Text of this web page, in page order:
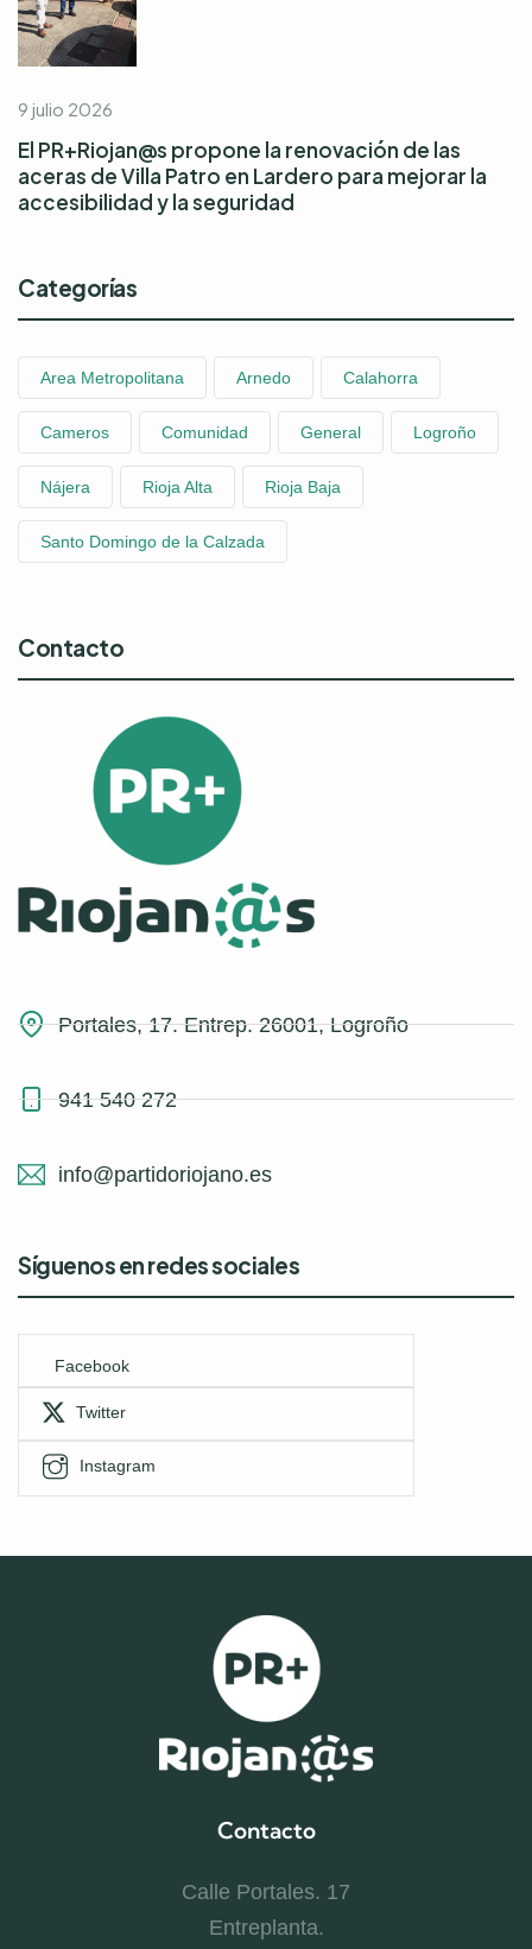
9 julio 2026
El PR+Riojan@s propone la renovación de las
aceras de Villa Patro en Lardero para mejorar la
accesibilidad y la seguridad
Categorías
Area Metropolitana Arnedo Calahorra
Cameros Comunidad General Logroño
Nájera Rioja Alta Rioja Baja
Santo Domingo de la Calzada
Contacto
Portales, 17. Entrep. 26001, Logroño
941 540 272
info@partidoriojano.es
Síguenos en redes sociales
Facebook
Twitter
Instagram
Contacto
Calle Portales. 17
Entreplanta.